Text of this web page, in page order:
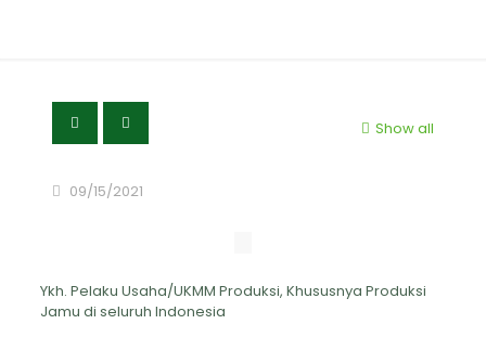
Show all
09/15/2021
Ykh. Pelaku Usaha/UKMM Produksi, Khususnya Produksi
Jamu di seluruh Indonesia